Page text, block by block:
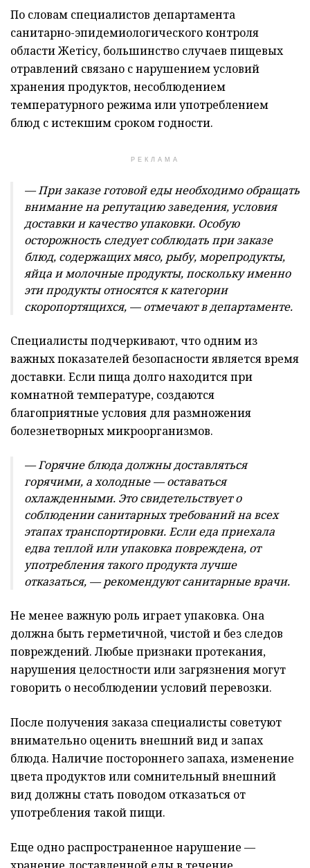
По словам специалистов департамента
санитарно-эпидемиологического контроля
области Жетісу, большинство случаев пищевых
отравлений связано с нарушением условий
хранения продуктов, несоблюдением
температурного режима или употреблением
блюд с истекшим сроком годности.
РЕКЛАМА
— При заказе готовой еды необходимо обращать
внимание на репутацию заведения, условия
доставки и качество упаковки. Особую
осторожность следует соблюдать при заказе
блюд, содержащих мясо, рыбу, морепродукты,
яйца и молочные продукты, поскольку именно
эти продукты относятся к категории
скоропортящихся, — отмечают в департаменте.
Специалисты подчеркивают, что одним из
важных показателей безопасности является время
доставки. Если пища долго находится при
комнатной температуре, создаются
благоприятные условия для размножения
болезнетворных микроорганизмов.
— Горячие блюда должны доставляться
горячими, а холодные — оставаться
охлажденными. Это свидетельствует о
соблюдении санитарных требований на всех
этапах транспортировки. Если еда приехала
едва теплой или упаковка повреждена, от
употребления такого продукта лучше
отказаться, — рекомендуют санитарные врачи.
Не менее важную роль играет упаковка. Она
должна быть герметичной, чистой и без следов
повреждений. Любые признаки протекания,
нарушения целостности или загрязнения могут
говорить о несоблюдении условий перевозки.
После получения заказа специалисты советуют
внимательно оценить внешний вид и запах
блюда. Наличие постороннего запаха, изменение
цвета продуктов или сомнительный внешний
вид должны стать поводом отказаться от
употребления такой пищи.
Еще одно распространенное нарушение —